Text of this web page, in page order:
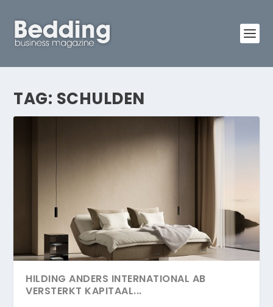
TAG: SCHULDEN
HILDING ANDERS INTERNATIONAL AB
VERSTERKT KAPITAAL...